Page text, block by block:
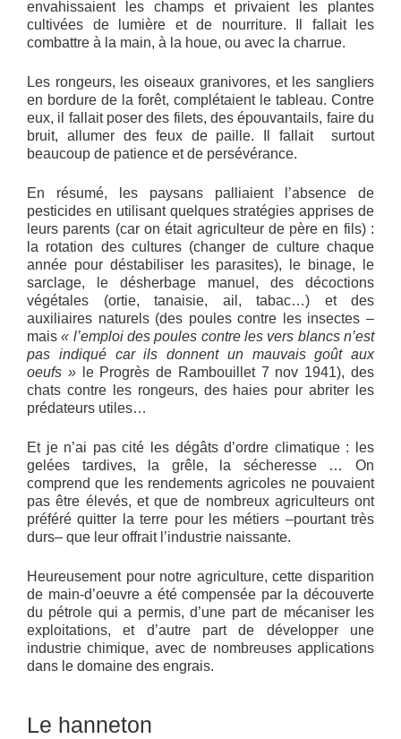
envahissaient les champs et privaient les plantes
cultivées de lumière et de nourriture. Il fallait les
combattre à la main, à la houe, ou avec la charrue.
Les rongeurs, les oiseaux granivores, et les sangliers
en bordure de la forêt, complétaient le tableau. Contre
eux, il fallait poser des filets, des épouvantails, faire du
bruit, allumer des feux de paille. Il fallait surtout
beaucoup de patience et de persévérance.
En résumé, les paysans palliaient l’absence de
pesticides en utilisant quelques stratégies apprises de
leurs parents (car on était agriculteur de père en fils) :
la rotation des cultures (changer de culture chaque
année pour déstabiliser les parasites), le binage, le
sarclage, le désherbage manuel, des décoctions
végétales (ortie, tanaisie, ail, tabac…) et des
auxiliaires naturels (des poules contre les insectes –
mais« l’emploi des poules contre les vers blancs n’est
pas indiqué car ils donnent un mauvais goût aux
oeufs »
le Progrès de Rambouillet 7 nov 1941), des
chats contre les rongeurs, des haies pour abriter les
prédateurs utiles…
Et je n’ai pas cité les dégâts d’ordre climatique : les
gelées tardives, la grêle, la sécheresse … On
comprend que les rendements agricoles ne pouvaient
pas être élevés, et que de nombreux agriculteurs ont
préféré quitter la terre pour les métiers –pourtant très
durs– que leur offrait l’industrie naissante.
Heureusement pour notre agriculture, cette disparition
de main-d’oeuvre a été compensée par la découverte
du pétrole qui a permis, d’une part de mécaniser les
exploitations, et d’autre part de développer une
industrie chimique, avec de nombreuses applications
dans le domaine des engrais.
Le hanneton